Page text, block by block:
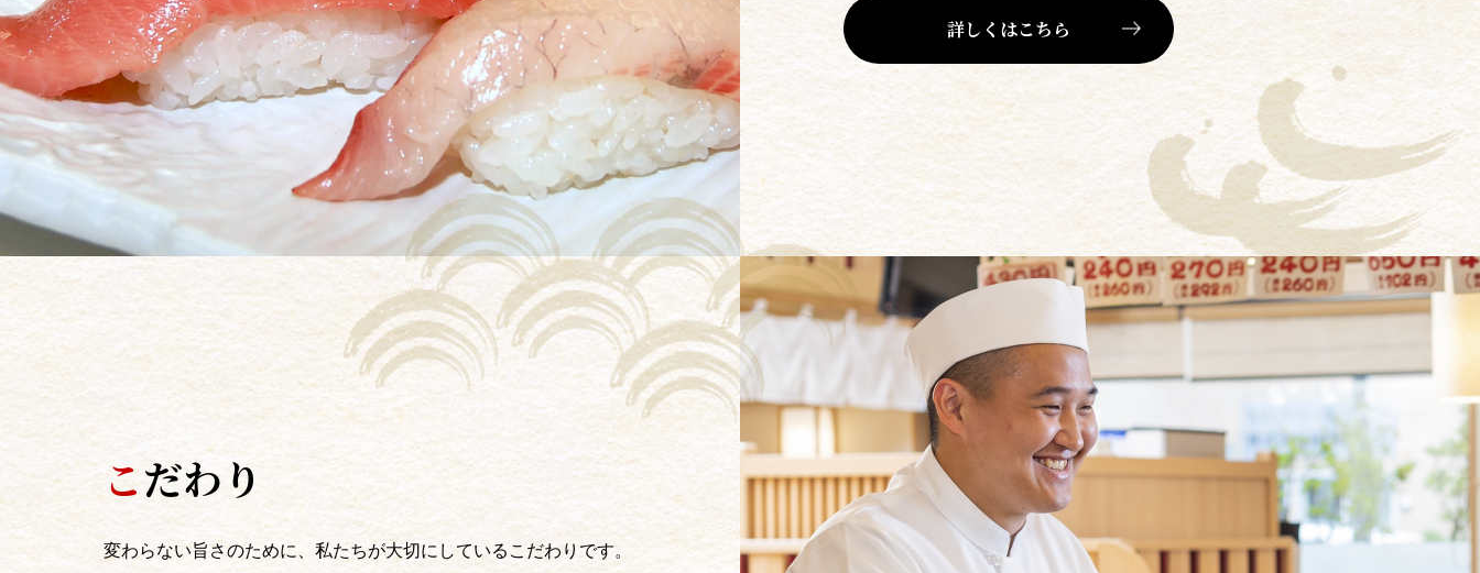
詳しくはこちら
こだわり
変わらない旨さのために、私たちが大切にしているこだわりです。